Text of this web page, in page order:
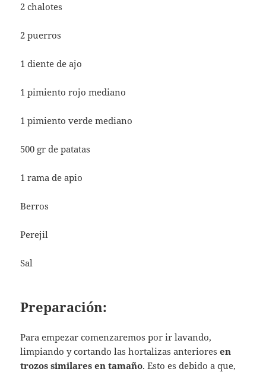
2 chalotes
2 puerros
1 diente de ajo
1 pimiento rojo mediano
1 pimiento verde mediano
500 gr de patatas
1 rama de apio
Berros
Perejil
Sal
Preparación:
Para empezar comenzaremos por ir lavando,
limpiando y cortando las hortalizas anterioresen
trozos similares en tamaño. Esto es debido a que,